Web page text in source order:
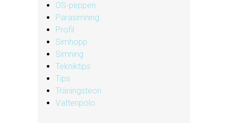
OS-peppen
Parasimning
Profil
Simhopp
Simning
Tekniktips
Tips
Träningsteori
Vattenpolo